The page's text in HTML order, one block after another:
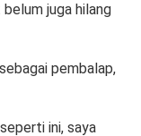
juga hilang
pembalap,
ini, saya